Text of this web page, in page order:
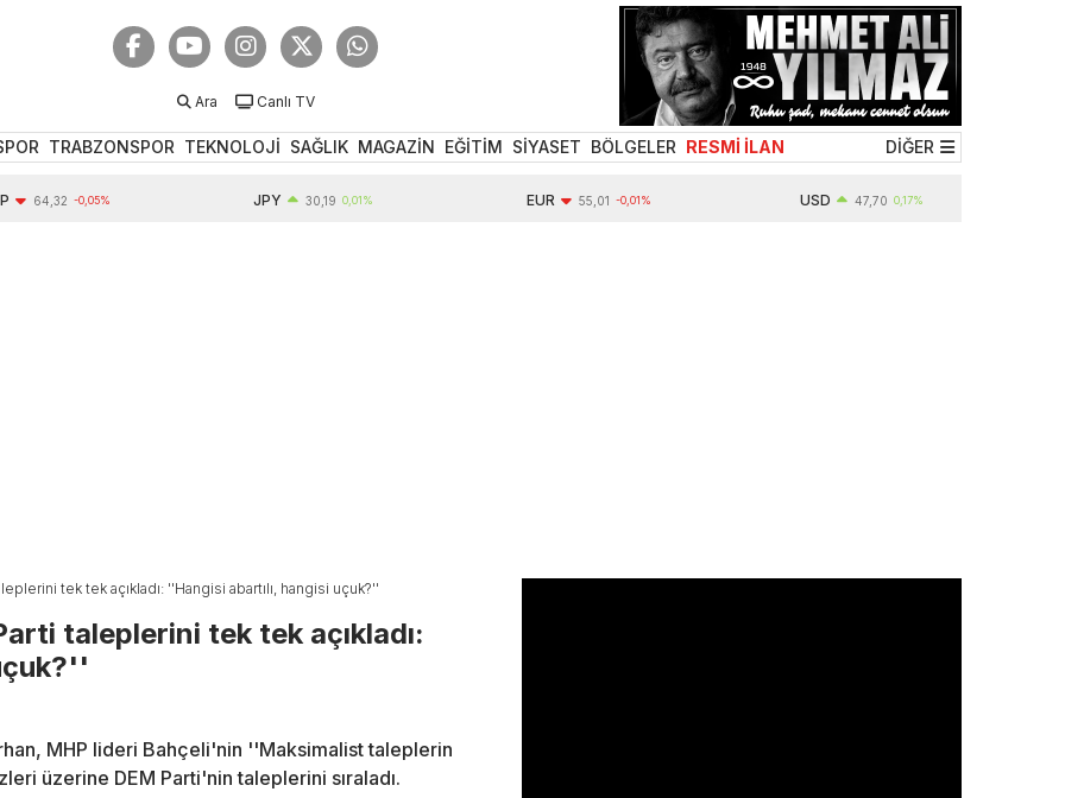
Ara Canlı TV
TRABZONSPOR TEKNOLOJİ SAĞLIK MAGAZİN EĞİTİM SİYASET BÖLGELER RESMİ İLAN DİĞER
-0,05% 30,19 0,01% 55,01 -0,01% 47,70 0,17%
tek tek açıkladı: ''Hangisi abartılı, hangisi uçuk?''
taleplerini tek tek açıkladı:
MHP lideri Bahçeli'nin ''Maksimalist taleplerin
üzerine DEM Parti'nin taleplerini sıraladı.